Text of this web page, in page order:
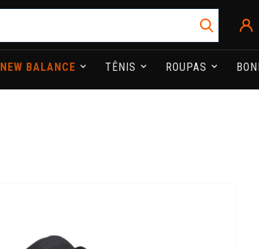
NEW BALANCE TÊNIS ROUPAS